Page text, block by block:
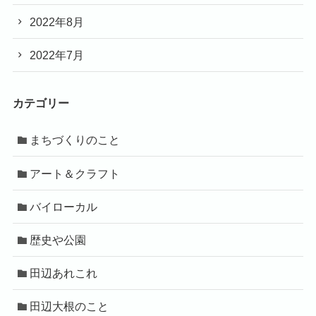
2022年8月
2022年7月
カテゴリー
まちづくりのこと
アート＆クラフト
バイローカル
歴史や公園
田辺あれこれ
田辺大根のこと